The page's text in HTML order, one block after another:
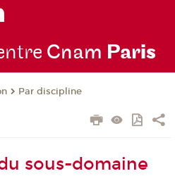
Cnam Paris
Par discipline
sous-domaine